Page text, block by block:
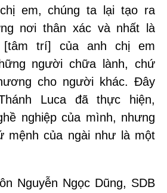
em, chúng ta lại tạo ra
nơi thân xác và nhất là
[tâm trí] của anh chị em
người chữa lành, chứ
cho người khác. Đây
Luca đã thực hiện,
nghiệp của mình, nhưng
mệnh của ngài như là một
Nguyễn Ngọc Dũng, SDB